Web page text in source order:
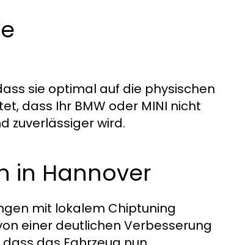
sie optimal auf die physischen
dass Ihr BMW oder MINI nicht
zuverlässiger wird.
in Hannover
mit lokalem Chiptuning
einer deutlichen Verbesserung